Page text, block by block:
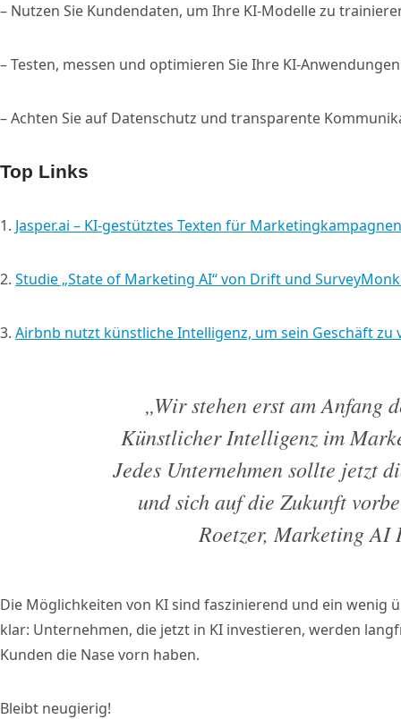
– Nutzen Sie Kundendaten, um Ihre KI-Modelle zu
– Testen, messen und optimieren Sie Ihre KI-
– Achten Sie auf Datenschutz und transparente
Top Links
1. Jasper.ai – KI-gestütztes Texten für Marketingkampagnen
2. Studie „State of Marketing AI“ von Drift und
3. Airbnb nutzt künstliche Intelligenz, um sein Geschäft zu
„Wir stehen erst am Anfang
Künstlicher Intelligenz im
Jedes Unternehmen sollte jetzt
und sich auf die Zukunft
Roetzer, Marketing AI
Die Möglichkeiten von KI sind faszinierend und ein wenig
klar: Unternehmen, die jetzt in KI investieren, werden
Kunden die Nase vorn haben.
Bleibt neugierig!